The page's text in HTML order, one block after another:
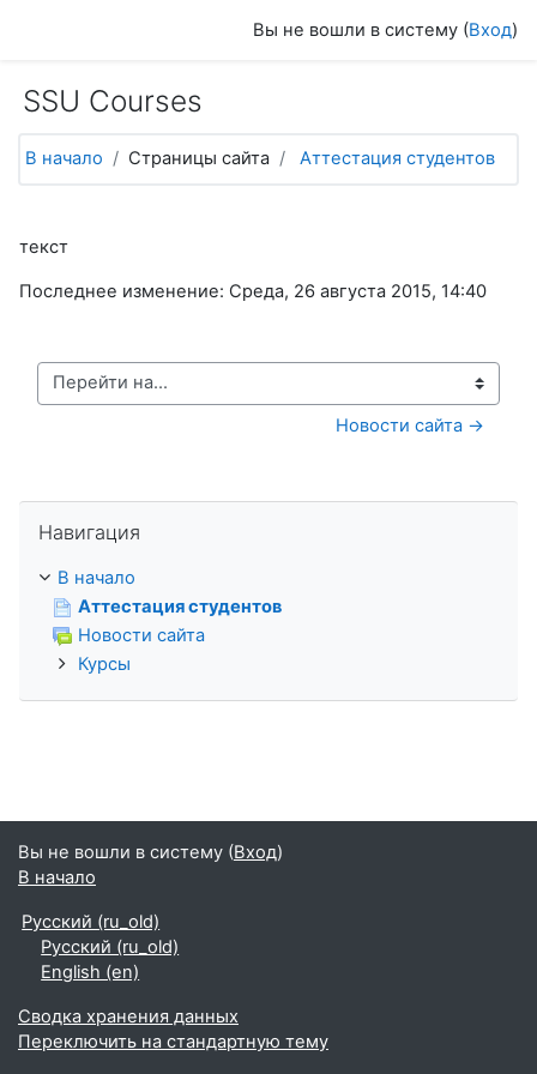
Вы не вошли в систему (Вход)
SSU Courses
В начало Страницы сайта Аттестация студентов
текст
Последнее изменение: Среда, 26 августа 2015, 14:40
Перейти на...
Новости сайта →
Навигация
В начало
Аттестация студентов
Новости сайта
Курсы
Вы не вошли в систему (Вход)
В начало
Русский ‎(ru_old)‎
Русский ‎(ru_old)‎
English ‎(en)‎
Сводка хранения данных
Переключить на стандартную тему